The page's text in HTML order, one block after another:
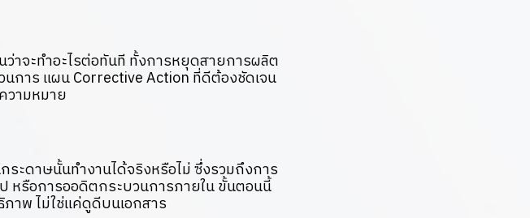
าจะทำอะไรต่อทันที ทั้งการหยุดสายการผลิต
การ แผน Corrective Action ที่ดีต้องชัดเจน
วามหมาย
ะดาษนั้นทำงานได้จริงหรือไม่ ซึ่งรวมถึงการ
หรือการออดิตกระบวนการภายใน ขั้นตอนนี้
าพ ไม่ใช่แค่ดูดีบนเอกสาร